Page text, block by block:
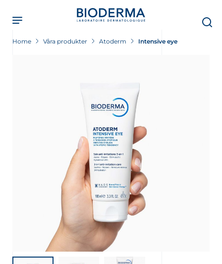
main
content
Home Våra produkter Atoderm Intensive eye